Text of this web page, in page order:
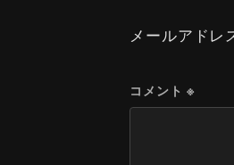
メールアドレ
コメント※